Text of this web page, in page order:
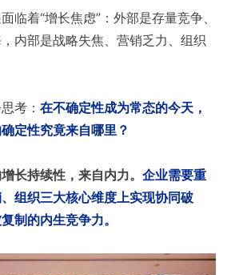
临着“增长焦虑”：外部是存量竞争、
内部是战略失焦、营销乏力、组织
考： 在不确定性成为常态的今天，
定性究竟来自哪里？
长持续性，来自内力。 企业需要重
组织三大核心维度上实现协同破
制的内生竞争力。